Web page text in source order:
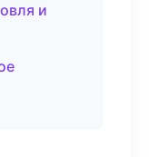
и